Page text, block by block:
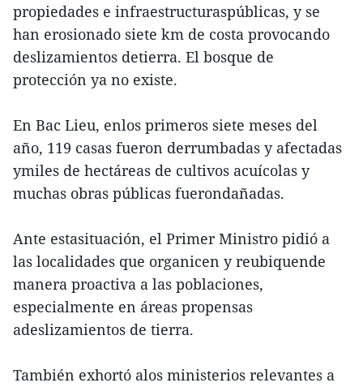
propiedades e infraestructuraspúblicas, y se
han erosionado siete km de costa provocando
deslizamientos detierra. El bosque de
protección ya no existe.
En Bac Lieu, enlos primeros siete meses del
año, 119 casas fueron derrumbadas y afectadas
ymiles de hectáreas de cultivos acuícolas y
muchas obras públicas fuerondañadas.
Ante estasituación, el Primer Ministro pidió a
las localidades que organicen y reubiquende
manera proactiva a las poblaciones,
especialmente en áreas propensas
adeslizamientos de tierra.
También exhortó alos ministerios relevantes a